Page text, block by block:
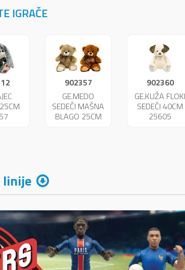
IGRAČE
902357
GE.MEDO
SEDEČI MAŠNA
BLAGO 25CM
902360
GE.KUŽA FLOKI
SEDEČI 40CM
25605
linije